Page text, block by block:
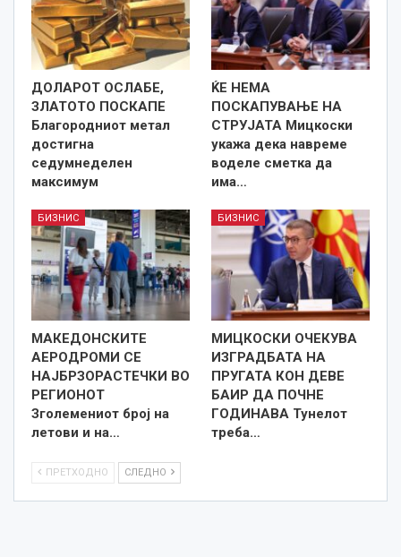
ДОЛАРОТ ОСЛАБЕ,
ЗЛАТОТО ПОСКАПЕ
Благородниот метал
достигна
седумнеделен
максимум
ЌЕ НЕМА
ПОСКАПУВАЊЕ НА
СТРУЈАТА Мицкоски
укажа дека навреме
воделе сметка да
има…
БИЗНИС
МАКЕДОНСКИТЕ
АЕРОДРОМИ СЕ
НАЈБРЗОРАСТЕЧКИ ВО
РЕГИОНОТ
Зголемениот број на
летови и на…
БИЗНИС
МИЦКОСКИ ОЧЕКУВА
ИЗГРАДБАТА НА
ПРУГАТА КОН ДЕВЕ
БАИР ДА ПОЧНЕ
ГОДИНАВА Тунелот
треба…
ПРЕТХОДНО СЛЕДНО